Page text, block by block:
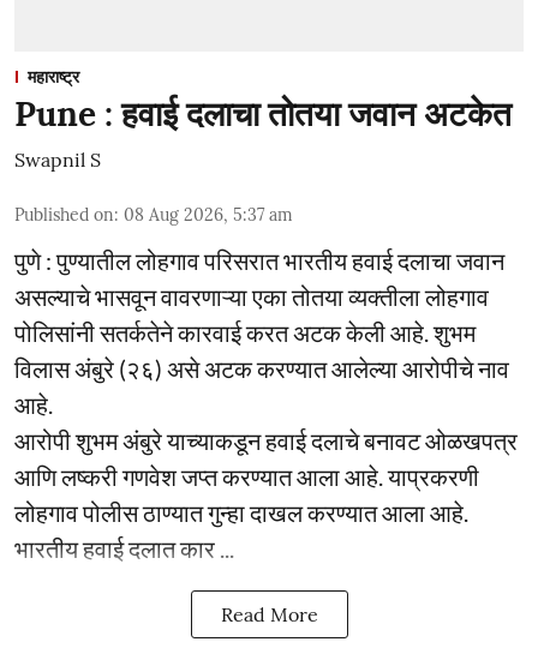
महाराष्ट्र
Pune : हवाई दलाचा तोतया जवान अटकेत
Swapnil S
Published on: 08 Aug 2026, 5:37 am
पुणे : पुण्यातील लोहगाव परिसरात भारतीय हवाई दलाचा जवान
असल्याचे भासवून वावरणाऱ्या एका तोतया व्यक्तीला लोहगाव
पोलिसांनी सतर्कतेने कारवाई करत अटक केली आहे. शुभम
विलास अंबुरे (२६) असे अटक करण्यात आलेल्या आरोपीचे नाव
आहे.
आरोपी शुभम अंबुरे याच्याकडून हवाई दलाचे बनावट ओळखपत्र
आणि लष्करी गणवेश जप्त करण्यात आला आहे. याप्रकरणी
लोहगाव पोलीस ठाण्यात गुन्हा दाखल करण्यात आला आहे.
भारतीय हवाई दलात कार ...
Read More